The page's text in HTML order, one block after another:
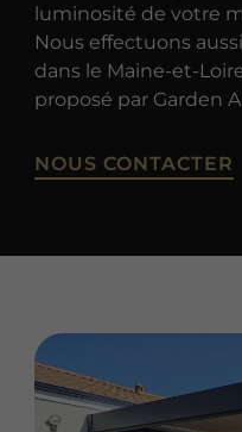
luminosité de votre
Nous effectuons
dans le Maine-et-
proposé par Garden
NOUS CONTACTER